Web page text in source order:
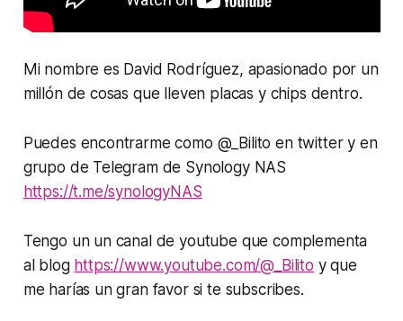
Mi nombre es David Rodríguez, apasionado por un
millón de cosas que lleven placas y chips dentro.
Puedes encontrarme como @_Bilito en twitter y en
grupo de Telegram de Synology NAS
https://t.me/synologyNAS
Tengo un un canal de youtube que complementa
al blog https://www.youtube.com/@_Bilito y que
me harías un gran favor si te subscribes.